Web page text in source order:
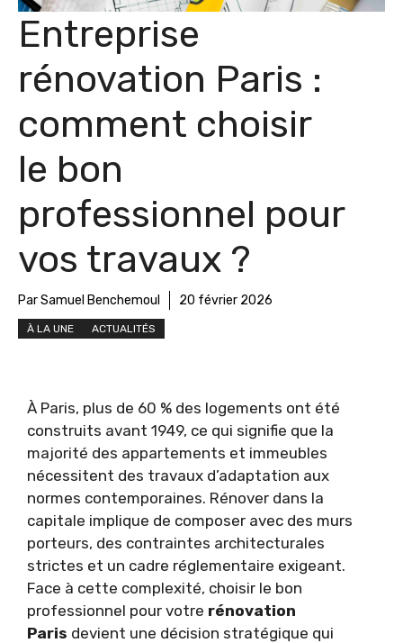
Entreprise
rénovation Paris :
comment choisir
le bon
professionnel pour
vos travaux ?
Par Samuel Benchemoul 20 février 2026
À LA UNE ACTUALITÉS
À Paris, plus de 60 % des logements ont été
construits avant 1949, ce qui signifie que la
majorité des appartements et immeubles
nécessitent des travaux d’adaptation aux
normes contemporaines. Rénover dans la
capitale implique de composer avec des murs
porteurs, des contraintes architecturales
strictes et un cadre réglementaire exigeant.
Face à cette complexité, choisir le bon
professionnel pour votre rénovation
Paris devient une décision stratégique qui